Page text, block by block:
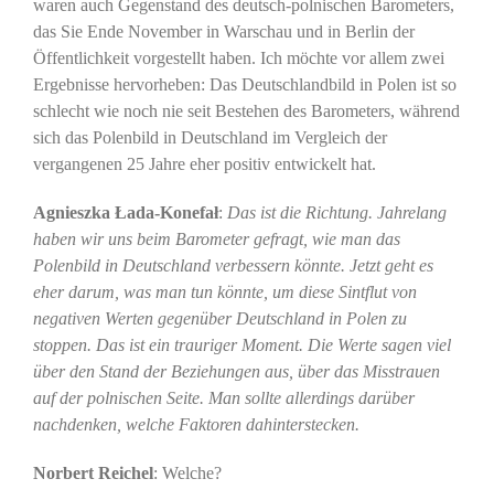
waren auch Gegenstand des deutsch-polnischen Barometers,
das Sie Ende November in Warschau und in Berlin der
Öffentlichkeit vorgestellt haben. Ich möchte vor allem zwei
Ergebnisse hervorheben: Das Deutschlandbild in Polen ist so
schlecht wie noch nie seit Bestehen des Barometers, während
sich das Polenbild in Deutschland im Vergleich der
vergangenen 25 Jahre eher positiv entwickelt hat.
Agnieszka Łada-Konefał: Das ist die Richtung. Jahrelang
haben wir uns beim Barometer gefragt, wie man das
Polenbild in Deutschland verbessern könnte. Jetzt geht es
eher darum, was man tun könnte, um diese Sintflut von
negativen Werten gegenüber Deutschland in Polen zu
stoppen. Das ist ein trauriger Moment. Die Werte sagen viel
über den Stand der Beziehungen aus, über das Misstrauen
auf der polnischen Seite. Man sollte allerdings darüber
nachdenken, welche Faktoren dahinterstecken.
Norbert Reichel: Welche?